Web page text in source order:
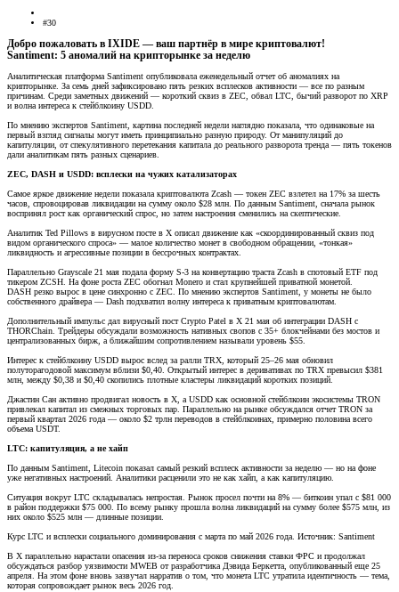
#30
Добро пожаловать в IXIDE — ваш партнёр в мире криптовалют!
Santiment: 5 аномалий на крипторынке за неделю​
Аналитическая платформа Santiment опубликовала еженедельный отчет об аномалиях на
крипторынке. За семь дней зафиксировано пять резких всплесков активности — все по разным
причинам. Среди заметных движений — короткий сквиз в ZEC, обвал LTC, бычий разворот по XRP
и волна интереса к стейблкоину USDD.
По мнению экспертов Santiment, картина последней недели наглядно показала, что одинаковые на
первый взгляд сигналы могут иметь принципиально разную природу. От манипуляций до
капитуляции, от спекулятивного перетекания капитала до реального разворота тренда — пять токенов
дали аналитикам пять разных сценариев.
ZEC, DASH и USDD: всплески на чужих катализаторах
Самое яркое движение недели показала криптовалюта Zcash — токен ZEC взлетел на 17% за шесть
часов, спровоцировав ликвидации на сумму около $28 млн. По данным Santiment, сначала рынок
воспринял рост как органический спрос, но затем настроения сменились на скептические.
Аналитик Ted Pillows в вирусном посте в X описал движение как «скоординированный сквиз под
видом органического спроса» — малое количество монет в свободном обращении, «тонкая»
ликвидность и агрессивные позиции в бессрочных контрактах.
Параллельно Grayscale 21 мая подала форму S-3 на конвертацию траста Zcash в спотовый ETF под
тикером ZCSH. На фоне роста ZEC обогнал Monero и стал крупнейшей приватной монетой.
DASH резко вырос в цене синхронно с ZEC. По мнению экспертов Santiment, у монеты не было
собственного драйвера — Dash подхватил волну интереса к приватным криптовалютам.
Дополнительный импульс дал вирусный пост Crypto Patel в X 21 мая об интеграции DASH с
THORChain. Трейдеры обсуждали возможность нативных свопов с 35+ блокчейнами без мостов и
централизованных бирж, а ближайшим сопротивлением называли уровень $55.
Интерес к стейблкоину USDD вырос вслед за ралли TRX, который 25–26 мая обновил
полуторагодовой максимум вблизи $0,40. Открытый интерес в деривативах по TRX превысил $381
млн, между $0,38 и $0,40 скопились плотные кластеры ликвидаций коротких позиций.
Джастин Сан активно продвигал новость в X, а USDD как основной стейблкоин экосистемы TRON
привлекал капитал из смежных торговых пар. Параллельно на рынке обсуждался отчет TRON за
первый квартал 2026 года — около $2 трлн переводов в стейблкоинах, примерно половина всего
объема USDT.
LTC: капитуляция, а не хайп
По данным Santiment, Litecoin показал самый резкий всплеск активности за неделю — но на фоне
уже негативных настроений. Аналитики расценили это не как хайп, а как капитуляцию.
Ситуация вокруг LTC складывалась непростая. Рынок просел почти на 8% — биткоин упал с $81 000
в район поддержки $75 000. По всему рынку прошла волна ликвидаций на сумму более $575 млн, из
них около $525 млн — длинные позиции.
Курс LTC и всплески социального доминирования с марта по май 2026 года. Источник: Santiment
В X параллельно нарастали опасения из-за переноса сроков снижения ставки ФРС и продолжал
обсуждаться разбор уязвимости MWEB от разработчика Дэвида Беркетта, опубликованный еще 25
апреля. На этом фоне вновь зазвучал нарратив о том, что монета LTC утратила идентичность — тема,
которая сопровождает рынок весь 2026 год.